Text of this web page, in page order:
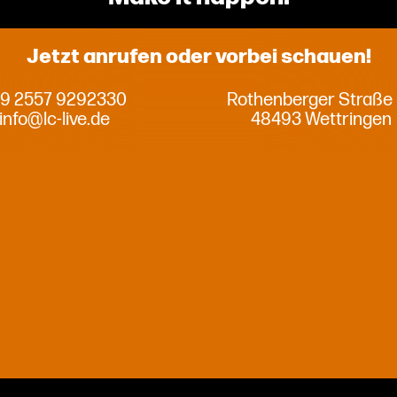
Jetzt anrufen oder vorbei schauen!
2557 9292330
live.de
Rothenberger Straße
48493 Wettringen